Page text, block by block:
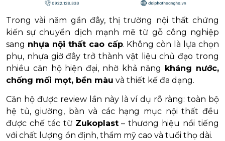
Trong vài năm gần đây, thị trường nội thất chứng
kiến sự chuyển dịch mạnh mẽ từ gỗ công nghiệp
sang nhựa nội thất cao cấp. Không còn là lựa chọn
phụ, nhựa giờ đây trở thành vật liệu chủ đạo trong
nhiều căn hộ hiện đại, nhờ khả năng
kháng nước,
chống mối mọt, bền màu và thiết kế đa dạng.
Căn hộ được review lần này là ví dụ rõ ràng: toàn bộ
hệ tủ, giường, bàn và các hạng mục nội thất đều
được chế tác từ Zukoplast– thương hiệu nổi tiếng
với chất lượng ổn định, thẩm mỹ cao và tuổi thọ dài.